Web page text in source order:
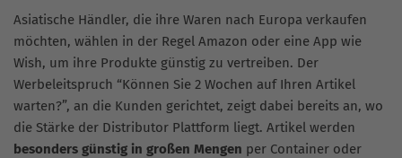
Asiatische Händler, die ihre Waren nach Europa verkaufen
möchten, wählen in der Regel Amazon oder eine App wie
Wish, um ihre Produkte günstig zu vertreiben. Der
Werbeleitspruch “Können Sie 2 Wochen auf Ihren Artikel
warten?”, an die Kunden gerichtet, zeigt dabei bereits an, wo
die Stärke der Distributor Plattform liegt. Artikel werden
besonders günstig in großen Mengen per Container oder